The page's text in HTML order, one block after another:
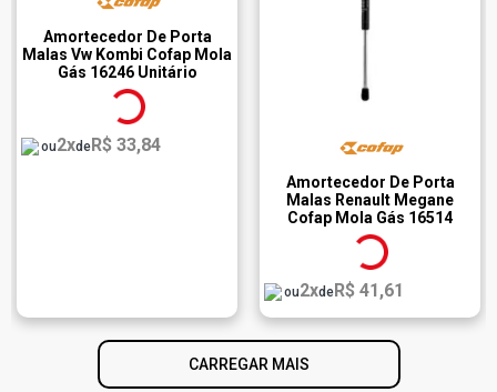
Amortecedor De Porta
Malas Vw Kombi Cofap Mola
Gás 16246 Unitário
ou2xdeR$ 33,84
Amortecedor De Porta
Malas Renault Megane
Cofap Mola Gás 16514
Unitário
ou2xdeR$ 41,61
CARREGAR MAIS